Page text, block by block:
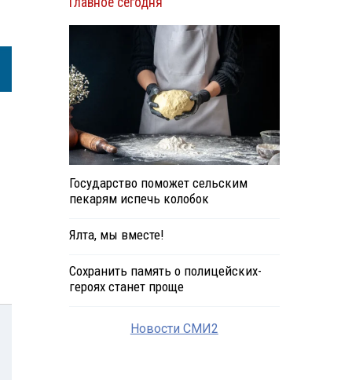
Государство поможет сельским
пекарям испечь колобок
Ялта, мы вместе!
Сохранить память о полицейских-
героях станет проще
Новости СМИ2